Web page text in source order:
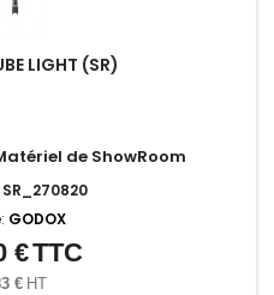
LIGHT (SR)
de ShowRoom
SR_270820
GODOX
Prix
€TTC
€ HT